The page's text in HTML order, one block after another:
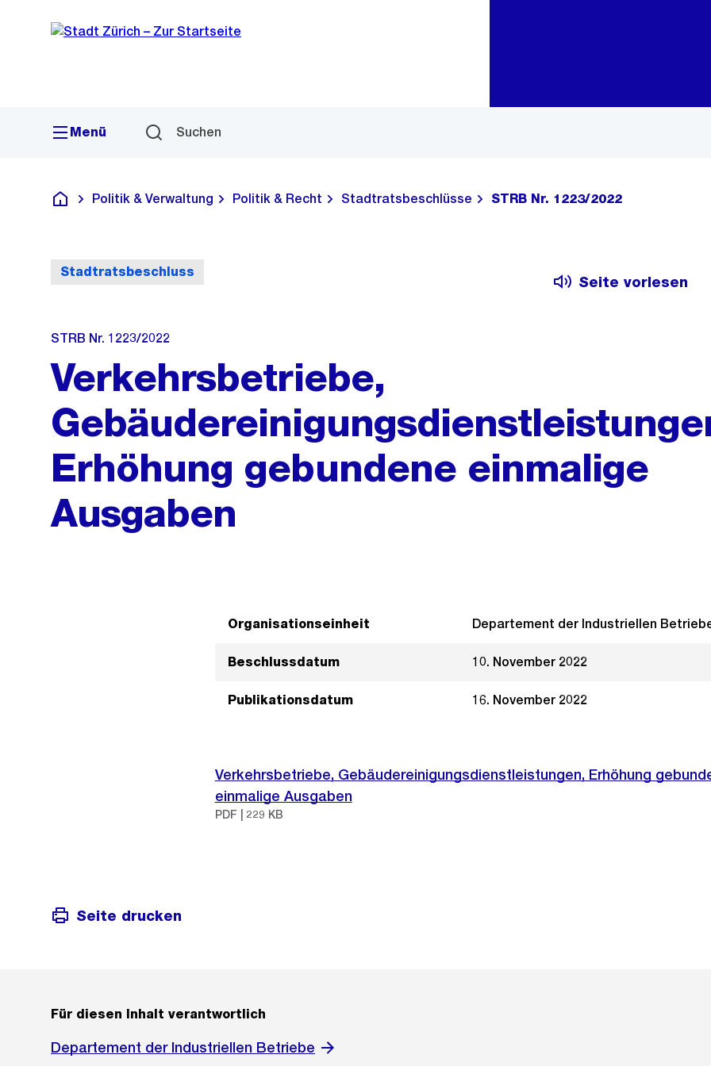
Navigation
Sprunglink
Menü Suchen
Deutsch
Politik & Verwaltung Politik & Recht Stadtratsbeschlüsse STRB Nr. 1223/2022
Stadtratsbeschluss
Seite vorlesen
STRB Nr. 1223/2022
Verkehrsbetriebe,
Erhöhung gebundene einmalige
Ausgaben
Organisationseinheit Departement der Industriellen
Beschlussdatum 10. November 2022
Publikationsdatum 16. November 2022
Verkehrsbetriebe, Gebäudereinigungsdienstleistungen, Erhöhung
einmalige Ausgaben
PDF | 229 KB
Seite drucken
Für diesen Inhalt verantwortlich
Departement der Industriellen Betriebe